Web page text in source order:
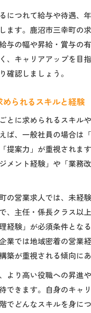
につれて給与や待遇、
ます。鹿沼市三幸町の
与の幅や昇給・賞与の
、キャリアアップを目
確認しましょう。
められるスキルと経験
とに求められるスキル
ば、一般社員の場合は
提案力」が重視されま
メント経験」や「業務
の営業求人では、未経
、主任・係長クラス以
経験」が必須条件とな
業では地域密着の営業
築が重視される傾向にあ
より高い役職への昇進
できます。自身のキャ
でどんなスキルを身に